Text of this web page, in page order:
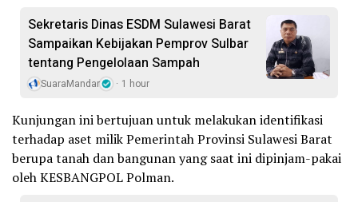
Sekretaris Dinas ESDM Sulawesi Barat
Sampaikan Kebijakan Pemprov Sulbar
tentang Pengelolaan Sampah
SuaraMandar 1 hour
Kunjungan ini bertujuan untuk melakukan identifikasi
terhadap aset milik Pemerintah Provinsi Sulawesi Barat
berupa tanah dan bangunan yang saat ini dipinjam-pakai
oleh KESBANGPOL Polman.